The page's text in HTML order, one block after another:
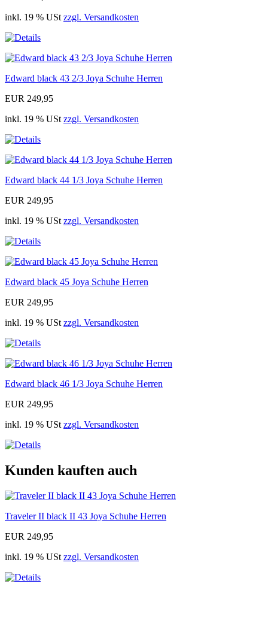
inkl. 19 % USt zzgl. Versandkosten
Edward black 43 2/3 Joya Schuhe Herren
EUR 249,95
inkl. 19 % USt zzgl. Versandkosten
Edward black 44 1/3 Joya Schuhe Herren
EUR 249,95
inkl. 19 % USt zzgl. Versandkosten
Edward black 45 Joya Schuhe Herren
EUR 249,95
inkl. 19 % USt zzgl. Versandkosten
Edward black 46 1/3 Joya Schuhe Herren
EUR 249,95
inkl. 19 % USt zzgl. Versandkosten
Kunden kauften auch
Traveler II black II 43 Joya Schuhe Herren
EUR 249,95
inkl. 19 % USt zzgl. Versandkosten